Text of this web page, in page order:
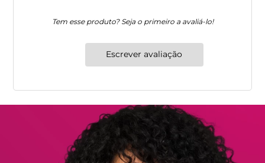
Tem esse produto? Seja o primeiro a avaliá-lo!
Escrever avaliação